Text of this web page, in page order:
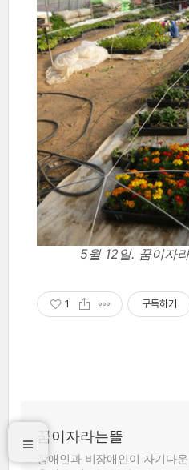
5월 12일. 꿈이자
1 구독하기
꿈이자라는뜰
장애인과 비장애인이 자기다